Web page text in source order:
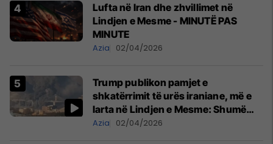
Lufta në Iran dhe zhvillimet në
Lindjen e Mesme - MINUTË PAS
MINUTE
Azia 02/04/2026
Trump publikon pamjet e
shkatërrimit të urës iraniane, më e
larta në Lindjen e Mesme: Shumë
gjëra të tjera do të pasojnë
Azia 02/04/2026